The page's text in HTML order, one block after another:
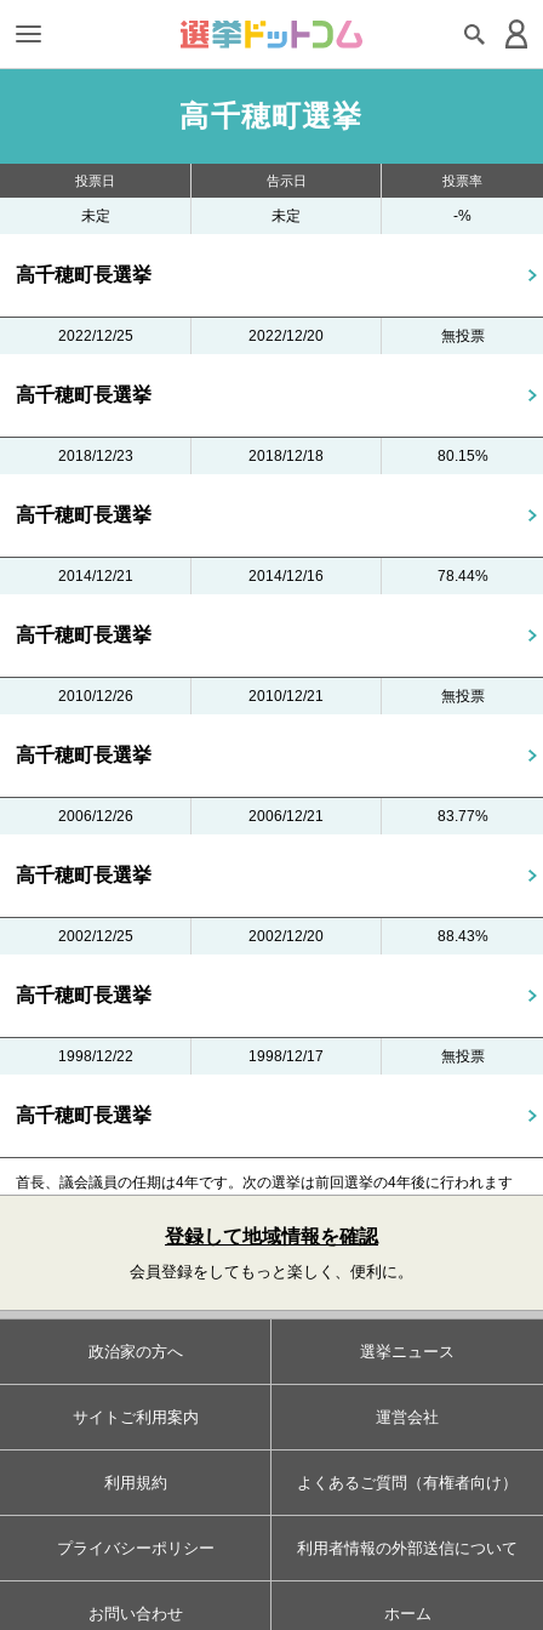
高千穂町選挙
投票日 告示日 投票率
未定 未定 -%
高千穂町長選挙
2022/12/25 2022/12/20 無投票
高千穂町長選挙
2018/12/23 2018/12/18 80.15%
高千穂町長選挙
2014/12/21 2014/12/16 78.44%
高千穂町長選挙
2010/12/26 2010/12/21 無投票
高千穂町長選挙
2006/12/26 2006/12/21 83.77%
高千穂町長選挙
2002/12/25 2002/12/20 88.43%
高千穂町長選挙
1998/12/22 1998/12/17 無投票
高千穂町長選挙
首長、議会議員の任期は4年です。 次の選挙は前回選挙の4年後に行われます
登録して地域情報を確認
会員登録をしてもっと楽しく、便利に。
政治家の方へ 選挙ニュース
サイトご利用案内 運営会社
利用規約 よくあるご質問（有権者向け）
プライバシーポリシー 利用者情報の外部送信について
お問い合わせ ホーム